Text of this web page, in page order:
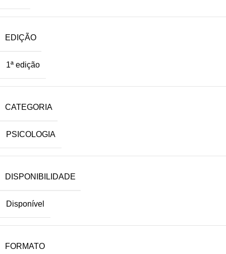
EDIÇÃO
1ª edição
CATEGORIA
PSICOLOGIA
DISPONIBILIDADE
Disponível
FORMATO